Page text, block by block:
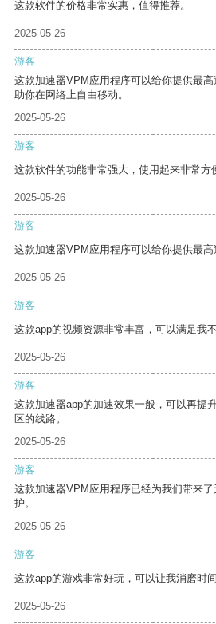
这款软件的价格非常实惠，值得推荐。
2025-05-26
游客
这款加速器VPM应用程序可以给你提供最
助你在网络上自由移动。
2025-05-26
游客
这款软件的功能非常强大，使用起来非常方
2025-05-26
游客
这款加速器VPM应用程序可以给你提供最高
2025-05-26
游客
这款app的视频资源非常丰富，可以满足我
2025-05-26
游客
这款加速器app的加速效果一般，可以再提
区的线路。
2025-05-26
游客
这款加速器VPM应用程序已经为我们带来
护。
2025-05-26
游客
这款app的游戏非常好玩，可以让我消磨时间
2025-05-26